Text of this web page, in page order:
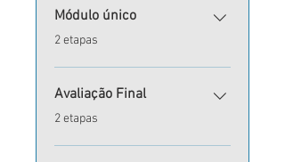
Módulo único
.2 etapas
Avaliação Final
.2 etapas